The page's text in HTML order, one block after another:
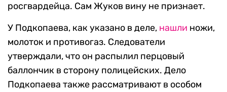
росгвардейца. Сам Жуков вину не признает.
У Подкопаева, как указано в деле, нашли ножи,
молоток и противогаз. Следователи
утверждали, что он распылил перцовый
баллончик в сторону полицейских. Дело
Подкопаева также рассматривают в особом